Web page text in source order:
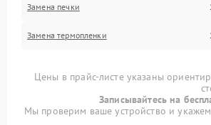
Замена печки
Замена термопленки
Цены в прайс-листе указаны
Записывайтесь на
Мы проверим ваше устройство и